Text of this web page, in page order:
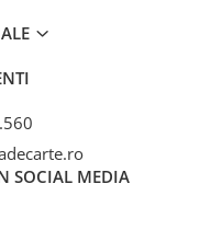
SOCIAL MEDIA